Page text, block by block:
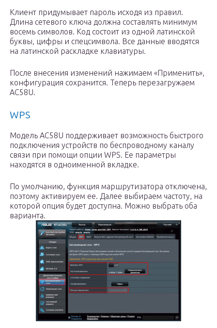
Клиент придумывает пароль исходя из правил.
Длина сетевого ключа должна составлять минимум
восемь символов. Код состоит из одной латинской
буквы, цифры и спецсимвола. Все данные вводятся
на латинской раскладке клавиатуры.
После внесения изменений нажимаем «Применить»,
конфигурация сохранится. Теперь перезагружаем
AC58U.
WPS
Модель AC58U поддерживает возможность быстрого
подключения устройств по беспроводному каналу
связи при помощи опции WPS. Ее параметры
находятся в одноименной вкладке.
По умолчанию, функция маршрутизатора отключена,
поэтому активируем ее. Далее выбираем частоту, на
которой опция будет доступна. Можно выбрать оба
варианта.